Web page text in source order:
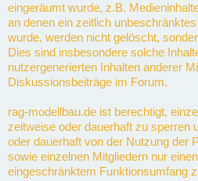
eingeräumt wurde, z.B.
an denen ein zeitlich
wurde, werden nicht gelöscht,
Dies sind insbesondere solche
nutzergenerierten Inhalten anderer
Diskussionsbeiträge im Forum.
rag-modellbau.de ist berechtigt,
zeitweise oder dauerhaft zu sperren
oder dauerhaft von der Nutzung der
sowie einzelnen Mitgliedern nur
eingeschränktem Funktionsumfang